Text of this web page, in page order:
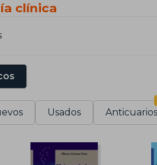
clínica
Usados Anticuarios